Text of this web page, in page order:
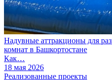
Надувные аттракционы для
комнат в Башкортостане
Как…
18 мая 2026
Реализованные проекты